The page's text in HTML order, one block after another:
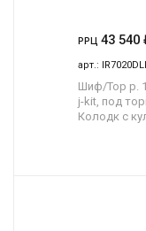
РРЦ 43 540
арт.:
Шиф/Тор р.
j-kit, под
Колодк с